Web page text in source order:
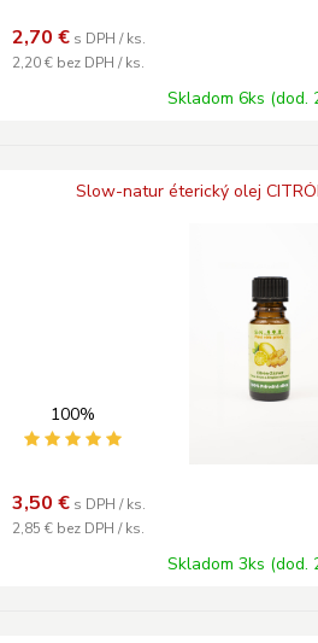
2,70 € s DPH / ks.
2,20 € bez DPH / ks.
Skladom 6ks (dod.
Slow-natur éterický olej
100%
3,50 € s DPH / ks.
2,85 € bez DPH / ks.
Skladom 3ks (dod.